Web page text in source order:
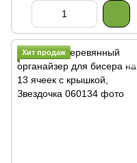
Хит продаж